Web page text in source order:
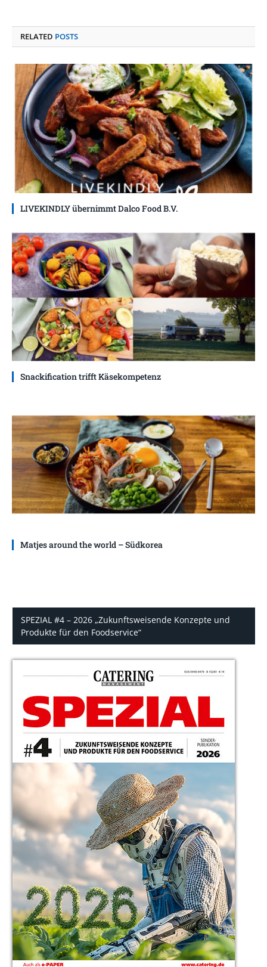
RELATED POSTS
LIVEKINDLY übernimmt Dalco Food B.V.
Snackification trifft Käsekompetenz
Matjes around the world – Südkorea
SPEZIAL #4 – 2026 „Zukunftsweisende Konzepte und
Produkte für den Foodservice“